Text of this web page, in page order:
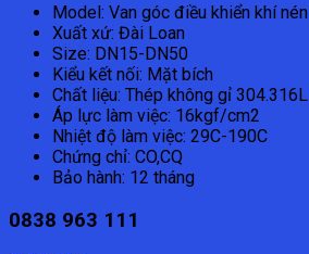
Model: Van góc điều khiển khí nén
Xuất xứ: Đài Loan
Size: DN15-DN50
Kiểu kết nối: Mặt bích
Chất liệu: Thép không gỉ 304.316L
Áp lực làm việc: 16kgf/cm2
Nhiệt độ làm việc: 29C-190C
Chứng chỉ: CO,CQ
Bảo hành: 12 tháng
0838 963 111